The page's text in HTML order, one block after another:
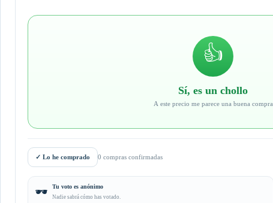
👍
Sí, es un chollo
A este precio me parece una buena compra
✓ Lo he comprado 0 compras confirmadas
🕶️ Tu voto es anónimo
Nadie sabrá cómo has votado.